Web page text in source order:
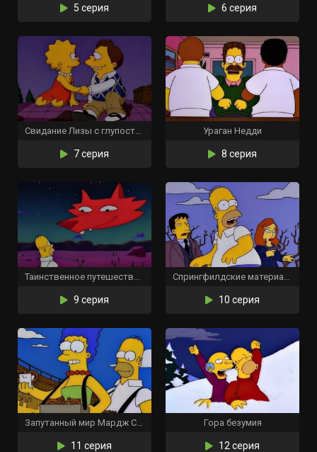
5 серия 6 серия
Свидание Лизы с глупостью
7 серия
Ураган Недди
8 серия
Таинственное путешествие Гомера
9 серия
Спрингфилдские материалы
10 серия
Запутанный мир Мардж Симпсон
11 серия
Гора безумия
12 серия